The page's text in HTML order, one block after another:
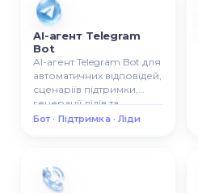
AI-агент Telegram
Bot
AI-агент Telegram Bot для
автоматичних відповідей,
сценаріїв підтримки,
генерації лідів та
розумної Telegram-
Бот · Підтримка · Ліди